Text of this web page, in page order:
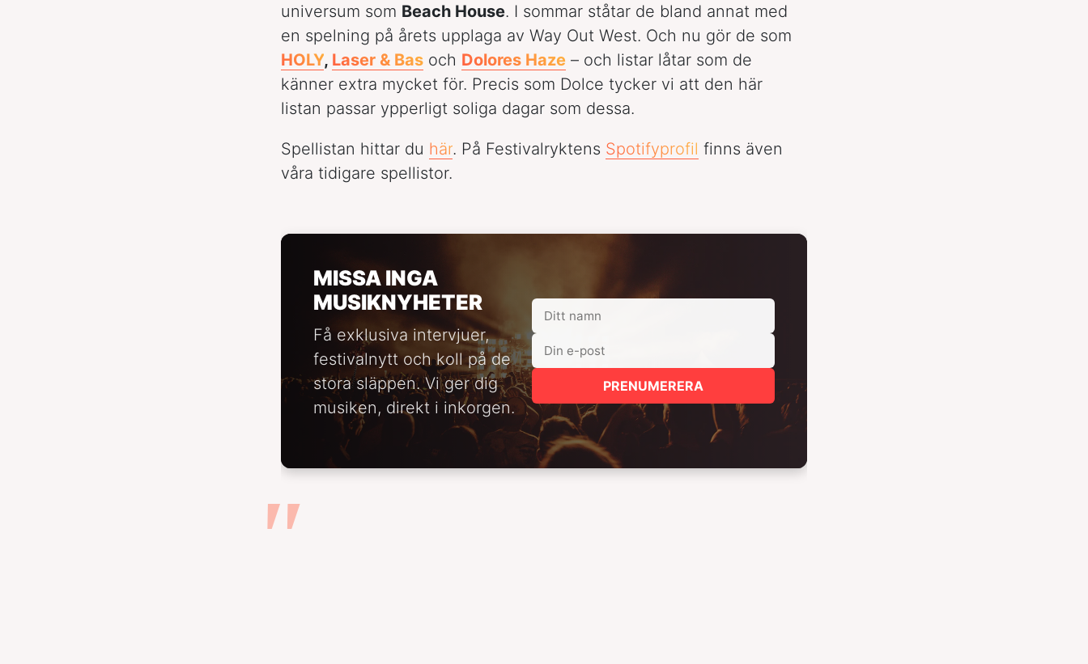
universum som Beach House. I sommar ståtar de bland annat med
en spelning på årets upplaga av Way Out West. Och nu gör de som
HOLY, Laser & Bas och Dolores Haze – och listar låtar som de
känner extra mycket för. Precis som Dolce tycker vi att den här
listan passar ypperligt soliga dagar som dessa.
Spellistan hittar du här. På Festivalryktens Spotifyprofil finns även
våra tidigare spellistor.
MISSA INGA
MUSIKNYHETER
Få exklusiva intervjuer,
festivalnytt och koll på de
stora släppen. Vi ger dig
musiken, direkt i inkorgen.
PRENUMERERA